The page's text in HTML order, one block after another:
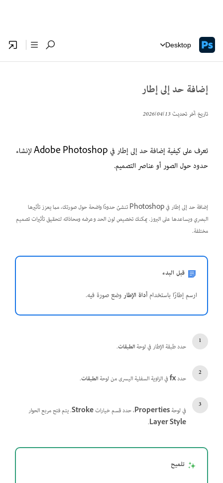
Desktop
إضافة حد إلى إطار
تاريخ آخر تحديث13‏/04‏/2026
تعرف على كيفية إضافة حد إلى إطار في Adobe Photoshop لإنشاء
حدود حول الصور أو عناصر التصميم.
إضافة حد إلى إطار في Photoshop تنشئ حدودًا واضحة حول صورتك، مما يعزز تأثيرها
البصري ويساعدها على البروز. يمكنك تخصيص لون الحد وعرضه ومحاذاته لتحقيق تأثيرات تصميم
مختلفة.
قبل البدء
ارسم إطارًا باستخدامأداة الإطاروضع صورة فيه.
حدد طبقة الإطار في لوحةالطبقات.
حددfxفي الزاوية السفلية اليسرى من لوحةالطبقات.
في لوحةProperties، حدد قسم خياراتStroke. يتم فتح مربع الحوار
Layer Style
.
تلميح